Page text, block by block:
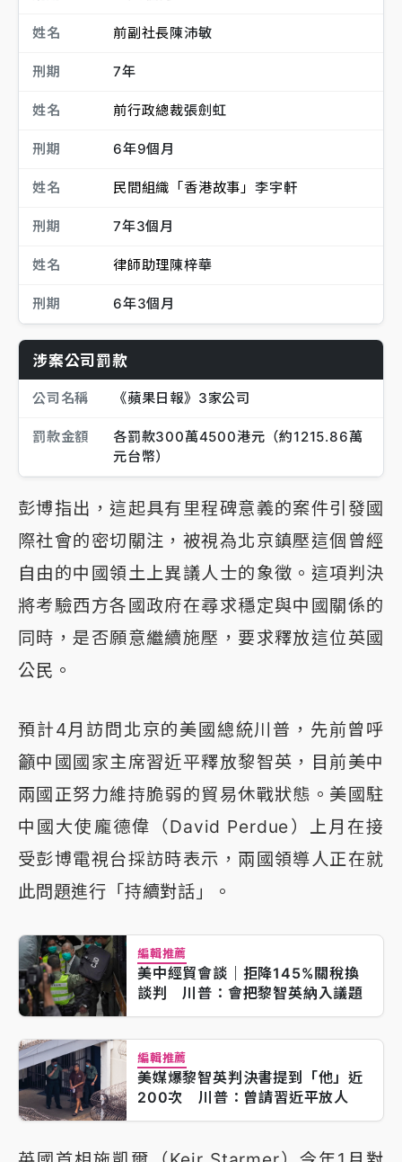
姓名 前副社長 陳沛敏
刑期 7年
姓名 前行政總裁張劍虹
刑期 6年9個月
姓名 民間組織「香港故事」 李宇軒
刑期 7年3個月
姓名 律師助理陳梓華
刑期 6年3個月
涉案公司罰款
公司名稱 《蘋果日報》3家公司
罰款金額
各罰款300萬4500港元（約1215.86萬
元台幣）
彭博指出，這起具有里程碑意義的案件引發國
際社會的密切關注，被視為北京鎮壓這個曾經
自由的中國領土上異議人士的象徵。這項判決
將考驗西方各國政府在尋求穩定與中國關係的
同時，是否願意繼續施壓，要求釋放這位英國
公民。
預計4月訪問北京的美國總統川普，先前曾呼
籲中國國家主席習近平釋放黎智英，目前美中
兩國正努力維持脆弱的貿易休戰狀態。美國駐
中國大使龐德偉（David Perdue）上月在接
受彭博電視台採訪時表示，兩國領導人正在就
此問題進行「持續對話」。
編輯推薦
美中經貿會談｜拒降145%關稅換
談判 川普：會把黎智英納入議題
編輯推薦
美媒爆黎智英判決書提到「他」近
200次 川普：曾請習近平放人